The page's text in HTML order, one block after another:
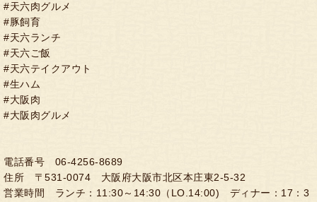
#天六肉グルメ
#豚飼育
#天六ランチ
#天六ご飯
#天六テイクアウト
#生ハム
#大阪肉
#大阪肉グルメ
電話番号 06-4256-8689
住所 〒531-0074 大阪府大阪市北区本庄東2-5-32
営業時間 ランチ：11:30～14:30（LO.14:00) ディナー：17：3